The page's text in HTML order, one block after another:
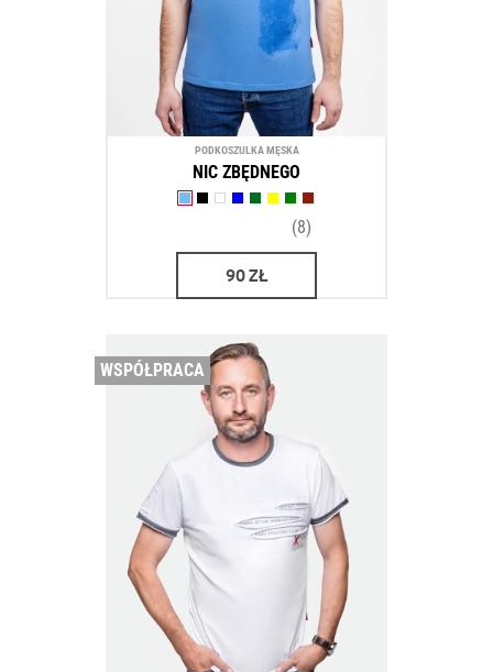
PODKOSZULKA MĘSKA
NIC ZBĘDNEGO
(8)
90ZŁ
WSPÓŁPRACA